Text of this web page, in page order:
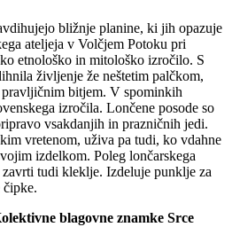
bližnje planine, ki jih opazuje
ateljeja v Volčjem Potoku pri
etnološko in mitološko izročilo. S
življenje že neštetim palčkom,
bitjem. V spominkih
izročila. Lončene posode so
vsakdanjih in prazničnih jedi.
vretenom, uživa pa tudi, ko vdahne
izdelkom. Poleg lončarskega
tudi kleklje. Izdeluje punklje za
blagovne znamke Srce